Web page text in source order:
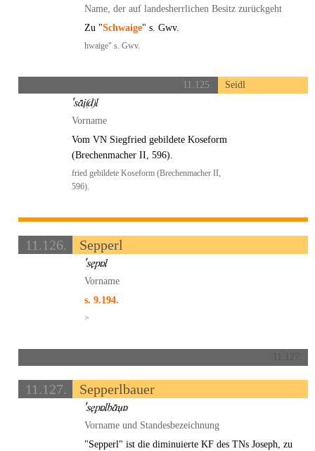
Name, der auf landesherrlichen Besitz zurückgeht
Zu "Schwaige" s. Gwv.
hwaige" s. Gwv.
11.125. Seidl
Vorname
Vom VN Siegfried gebildete Koseform
(Brechenmacher II, 596).
fried gebildete Koseform (Brechenmacher II,
596).
11.126. Sepperl
Vorname
s. 9.194.
>
11.127. Sepperlbauer
Vorname und Standesbezeichnung
"Sepperl" ist die diminuierte KF des TNs Joseph, zu